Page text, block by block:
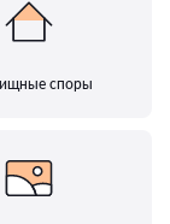
споры